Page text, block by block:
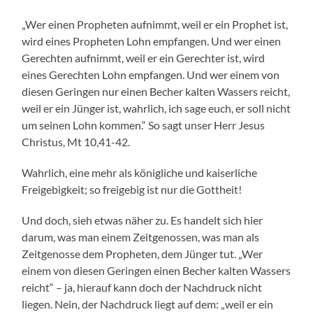
„Wer einen Propheten aufnimmt, weil er ein Prophet ist,
wird eines Propheten Lohn empfangen. Und wer einen
Gerechten aufnimmt, weil er ein Gerechter ist, wird
eines Gerechten Lohn empfangen. Und wer einem von
diesen Geringen nur einen Becher kalten Wassers reicht,
weil er ein Jünger ist, wahrlich, ich sage euch, er soll nicht
um seinen Lohn kommen.“ So sagt unser Herr Jesus
Christus, Mt 10,41-42.
Wahrlich, eine mehr als königliche und kaiserliche
Freigebigkeit; so freigebig ist nur die Gottheit!
Und doch, sieh etwas näher zu. Es handelt sich hier
darum, was man einem Zeitgenossen, was man als
Zeitgenosse dem Propheten, dem Jünger tut. „Wer
einem von diesen Geringen einen Becher kalten Wassers
reicht“ – ja, hierauf kann doch der Nachdruck nicht
liegen. Nein, der Nachdruck liegt auf dem: „weil er ein